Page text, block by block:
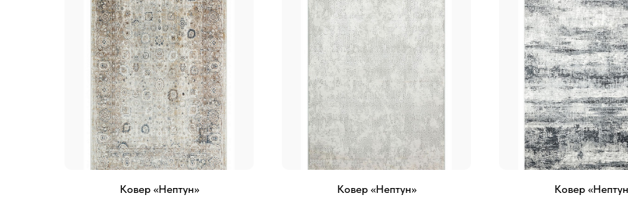
Ковер «Нептун» Ковер «Нептун» Ковер